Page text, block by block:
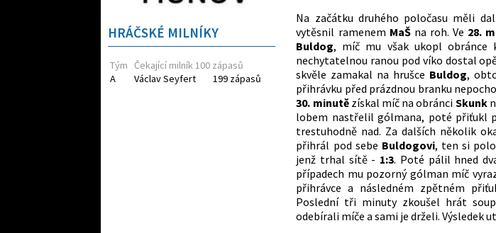
Na začátku druhého poločasu měli
vytěsnil ramenem MaŠna roh. Ve 28.
Buldog, míč mu však ukopl obránce
nechytatelnou ranou pod víko dostal
skvěle zamakal na hrušce Buldog,
přihrávku před prázdnou branku
30. minutězískal míč na obránci Skunk
lobem nastřelil gólmana, poté přiťukl
trestuhodně nad. Za dalších několik
přihrál pod sebe Buldogovi, ten si
jenž trhal sítě - 1:3. Poté pálil hned
případech mu pozorný gólman míč
přihrávce a následném zpětném
Poslední tři minuty zkoušel hrát
odebírali míče a sami je drželi. Výsledek
HRÁČSKÉ MILNÍKY
Tým Čekající milník 100 zápasů
A
Václav Seyfert 199 zápasů